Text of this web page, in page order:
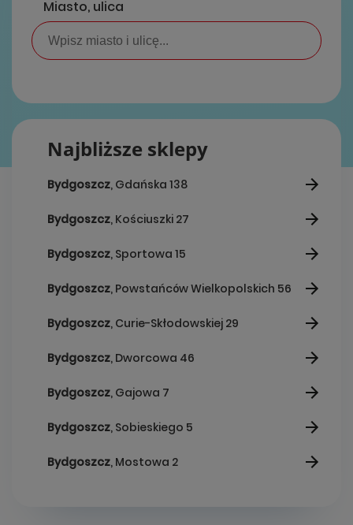
Miasto, ulica
Najbliższe sklepy
Bydgoszcz, Gdańska 138
Bydgoszcz, Kościuszki 27
Bydgoszcz, Sportowa 15
Bydgoszcz, Powstańców Wielkopolskich 56
Bydgoszcz, Curie-Skłodowskiej 29
Bydgoszcz, Dworcowa 46
Bydgoszcz, Gajowa 7
Bydgoszcz, Sobieskiego 5
Bydgoszcz, Mostowa 2